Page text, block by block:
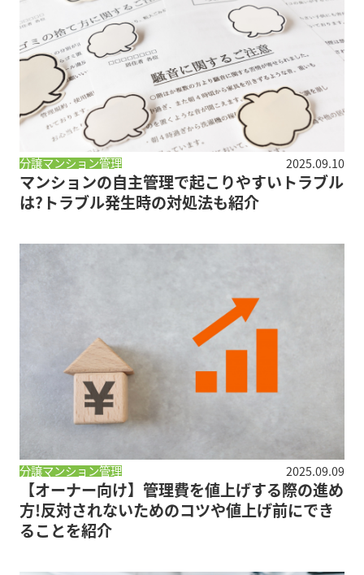
分譲マンション管理 2025.09.10
マンションの自主管理で起こりやすいトラブル
は?トラブル発生時の対処法も紹介
分譲マンション管理 2025.09.09
【オーナー向け】管理費を値上げする際の進め
方!反対されないためのコツや値上げ前にでき
ることを紹介